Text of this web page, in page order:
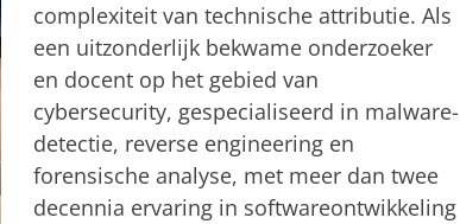
complexiteit van technische attributie. Als
een uitzonderlijk bekwame onderzoeker
en docent op het gebied van
cybersecurity, gespecialiseerd in malware-
detectie, reverse engineering en
forensische analyse, met meer dan twee
decennia ervaring in softwareontwikkeling